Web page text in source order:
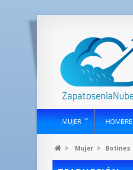
MUJER HOMBRE
> Mujer > Botines